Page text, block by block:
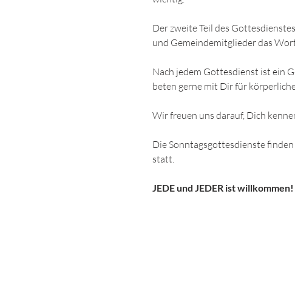
Der zweite Teil des
und Gemeindemitglieder das
Nach jedem Gottesdienst ist ein
beten gerne mit Dir für
Wir freuen uns darauf, Dich
Die Sonntagsgottesdienste
statt.
JEDE und JEDER ist willkommen!